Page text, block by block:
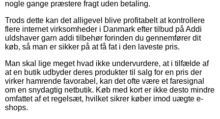
nogle gange præstere fragt uden betaling.
Trods dette kan det alligevel blive profitabelt at kontrollere
flere internet virksomheder i Danmark efter tilbud på Addi
uldshaver garn addi tilbehør forinden du gennemfører dit
køb, så man er sikker på at få fat i den laveste pris.
Man skal lige meget hvad ikke undervurdere, at i tilfælde af
at en butik udbyder deres produkter til salg for en pris der
virker hamrende favorabel, kan det ofte være et faresignal
om en snydagtig netbutik. Køb med kort er ikke desto mindre
omfattet af et regelsæt, hvilket sikrer køber imod uægte e-
shops.